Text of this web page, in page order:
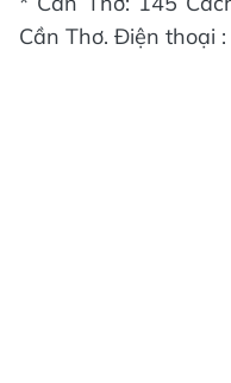
Cần Thơ. Điện thoại